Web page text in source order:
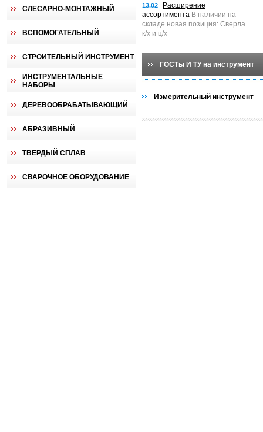
СЛЕСАРНО-МОНТАЖНЫЙ
ВСПОМОГАТЕЛЬНЫЙ
СТРОИТЕЛЬНЫЙ ИНСТРУМЕНТ
ИНСТРУМЕНТАЛЬНЫЕ
НАБОРЫ
ДЕРЕВООБРАБАТЫВАЮЩИЙ
АБРАЗИВНЫЙ
ТВЕРДЫЙ СПЛАВ
СВАРОЧНОЕ ОБОРУДОВАНИЕ
13.02
Расширение
ассортимента В наличии на
складе новая позиция: Сверла
к/х и ц/х
ГОСТы И ТУ на инструмент
Измерительный инструмент